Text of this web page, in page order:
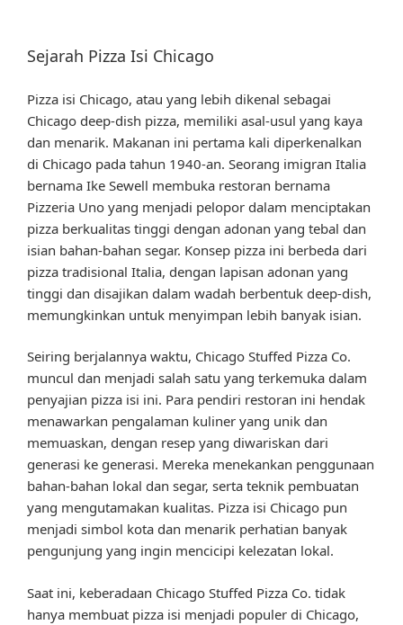
Sejarah Pizza Isi Chicago
Pizza isi Chicago, atau yang lebih dikenal sebagai
Chicago deep-dish pizza, memiliki asal-usul yang kaya
dan menarik. Makanan ini pertama kali diperkenalkan
di Chicago pada tahun 1940-an. Seorang imigran Italia
bernama Ike Sewell membuka restoran bernama
Pizzeria Uno yang menjadi pelopor dalam menciptakan
pizza berkualitas tinggi dengan adonan yang tebal dan
isian bahan-bahan segar. Konsep pizza ini berbeda dari
pizza tradisional Italia, dengan lapisan adonan yang
tinggi dan disajikan dalam wadah berbentuk deep-dish,
memungkinkan untuk menyimpan lebih banyak isian.
Seiring berjalannya waktu, Chicago Stuffed Pizza Co.
muncul dan menjadi salah satu yang terkemuka dalam
penyajian pizza isi ini. Para pendiri restoran ini hendak
menawarkan pengalaman kuliner yang unik dan
memuaskan, dengan resep yang diwariskan dari
generasi ke generasi. Mereka menekankan penggunaan
bahan-bahan lokal dan segar, serta teknik pembuatan
yang mengutamakan kualitas. Pizza isi Chicago pun
menjadi simbol kota dan menarik perhatian banyak
pengunjung yang ingin mencicipi kelezatan lokal.
Saat ini, keberadaan Chicago Stuffed Pizza Co. tidak
hanya membuat pizza isi menjadi populer di Chicago,